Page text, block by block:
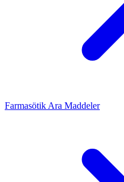
Farmasötik Ara Maddeler